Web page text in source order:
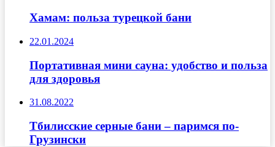
Хамам: польза турецкой бани
22.01.2024
Портативная мини сауна: удобство и польза
для здоровья
31.08.2022
Тбилисские серные бани – паримся по-
Грузински